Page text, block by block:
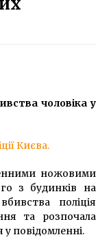
з`явились
асфальту
чоловіка у
Києва.
ножовими
з будинків на
поліція
та розпочала
у повідомленні.